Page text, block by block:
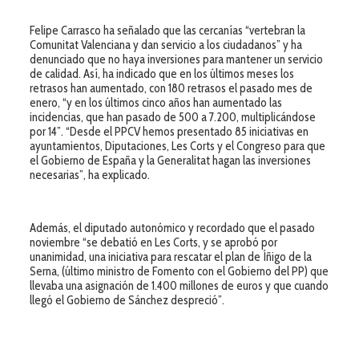
Felipe Carrasco ha señalado que las cercanías “vertebran la
Comunitat Valenciana y dan servicio a los ciudadanos” y ha
denunciado que no haya inversiones para mantener un servicio
de calidad. Así, ha indicado que en los últimos meses los
retrasos han aumentado, con 180 retrasos el pasado mes de
enero, “y en los últimos cinco años han aumentado las
incidencias, que han pasado de 500 a 7.200, multiplicándose
por 14”. “Desde el PPCV hemos presentado 85 iniciativas en
ayuntamientos, Diputaciones, Les Corts y el Congreso para que
el Gobierno de España y la Generalitat hagan las inversiones
necesarias”, ha explicado.
Además, el diputado autonómico y recordado que el pasado
noviembre “se debatió en Les Corts, y se aprobó por
unanimidad, una iniciativa para rescatar el plan de Íñigo de la
Serna, (último ministro de Fomento con el Gobierno del PP) que
llevaba una asignación de 1.400 millones de euros y que cuando
llegó el Gobierno de Sánchez despreció”.